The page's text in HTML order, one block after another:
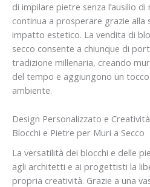
di impilare pietre senza l’ausilio
continua a prosperare grazie alla
impatto estetico. La vendita di
secco consente a chiunque di
tradizione millenaria, creando
del tempo e aggiungono un
ambiente.
Design Personalizzato e
Blocchi e Pietre per Muri a Secco
La versatilità dei blocchi e delle
agli architetti e ai progettisti la
propria creatività. Grazie a una